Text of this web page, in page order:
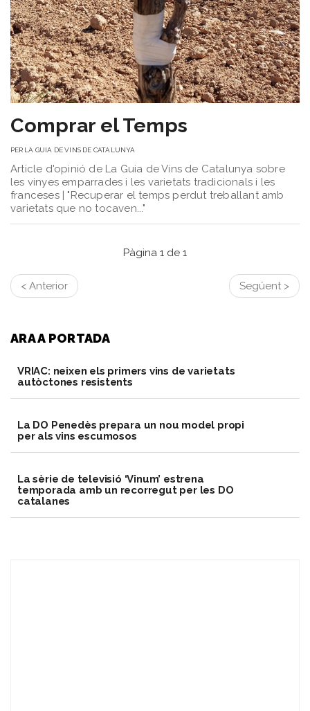
Comprar el Temps
PER LA GUIA DE VINS DE CATALUNYA
Article d'opinió de La Guia de Vins de Catalunya sobre
les vinyes emparrades i les varietats tradicionals i les
franceses | "Recuperar el temps perdut treballant amb
varietats que no tocaven..."
Pàgina 1 de 1
< Anterior Següent >
ARA A PORTADA
VRIAC: neixen els primers vins de varietats
autòctones resistents
​La DO Penedès prepara un nou model propi
per als vins escumosos
La sèrie de televisió ‘Vinum’ estrena
temporada amb un recorregut per les DO
catalanes